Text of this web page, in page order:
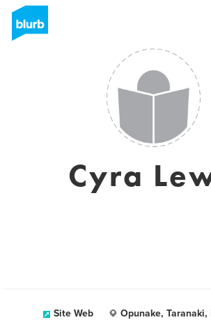
Cyra
Site Web Opunake,